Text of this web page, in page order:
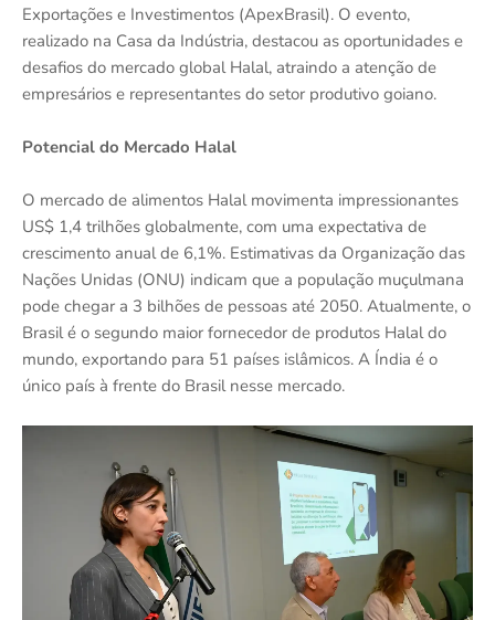
Exportações e Investimentos (ApexBrasil). O evento,
realizado na Casa da Indústria, destacou as oportunidades e
desafios do mercado global Halal, atraindo a atenção de
empresários e representantes do setor produtivo goiano.
Potencial do Mercado Halal
O mercado de alimentos Halal movimenta impressionantes
US$ 1,4 trilhões globalmente, com uma expectativa de
crescimento anual de 6,1%. Estimativas da Organização das
Nações Unidas (ONU) indicam que a população muçulmana
pode chegar a 3 bilhões de pessoas até 2050. Atualmente, o
Brasil é o segundo maior fornecedor de produtos Halal do
mundo, exportando para 51 países islâmicos. A Índia é o
único país à frente do Brasil nesse mercado.